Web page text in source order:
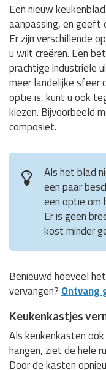
Een nieuw
aanpassing, en geeft
Er zijn verschillende
u wilt creëren. Een
prachtige industriële
meer landelijke sfeer
optie is, kunt u ook
kiezen. Bijvoorbeeld
composiet.
Als het blad
een paar
een optie om
Er is geen
kost minder
Benieuwd hoeveel
vervangen?
Keukenkastjes
Als keukenkasten
hangen, ziet de hele
Door de kasten